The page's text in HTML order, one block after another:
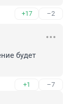
+17 –2
будет
+1 –7